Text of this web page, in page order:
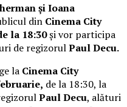
și Ioana
din Cinema City
la 18:30și vor participa
de regizorulPaul Decu.
la Cinema City
de la 18:30, la
Paul Decu, alături